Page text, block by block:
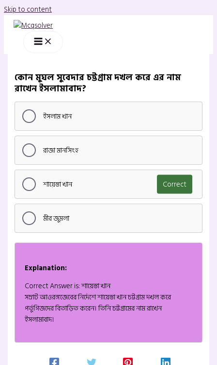
Skip to content
কোন মুঘল সুবেদার চট্টগ্রাম দখল করে এর নাম
রাখেন ইসলামাবাদ?
ইসলাম খান
রাজা মানসিংহ
শায়েস্তা খান Correct
মীর জুমলা
Explanation:
Correct Answer is: শায়েস্তা খান
সম্রাট আওরঙ্গজেবের নির্দেশে শায়েস্তা খান চট্টগ্রাম দখল করে
পর্তুগিজদের বিতাড়িত করেন। তিনি চট্টগ্রামের নাম রাখেন
ইসলামাবাদ।